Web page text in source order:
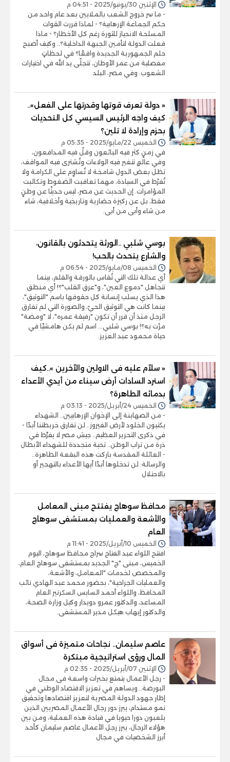
الإثنين 30/يونيو/2025 - 04:51 م
- ما سر خروج الشعب بالملايين بعد عام واحد من
حكم الجماعة الإرهابية؟ - لماذا قررت القوات
المسلحة الانحياز للثورة رغم كل الأخطار؟ - ماذا
فعلت الدولة لتأمين الجبهة الداخلية؟.. وكيف أصبح
حلم الجمهورية الجديدة واقعًا؟ في لحظاتٍ
مفصلية من عمر الأوطان، تتجلّى يد الله في اختيارات
الشعوب. وفي مصر، البلد
« دولة تعرف قوتها وقدرتها على الفعل»..
كيف واجه الرئيس السيسي كل التحديات
بحزم وإرادة لا تلين؟
الخميس 22/مايو/2025 - 05:35 م
في زمنٍ كثر فيه البائعون وقلّ فيه المدافعون،
وفي عالمٍ تتغير فيه الولاءات وتُشترى فيه المواقف،
تظل بعض الدول شامخة لا تُساوِم على الكرامة ولا
تُفرّط في السيادة، مهما تعاقبت الضغوط وتكالبت
المؤامرات. إن الحديث عن مصر، ليس حديثًا عن وطنٍ
فقط، بل عن ركيزة حضارية وتاريخية وأخلاقية، شاء
من شاء وأبى من أبى.
بوسي شلبي ..الورثة يتحدثون بالقانون،
والشارع يتحدث بالحب!
الخميس 08/مايو/2025 - 06:54 م
أي عدالة تلك التي تُقاس بالورقة والقلم، بينما
تتجاهل "دموع العين"، و"عرق القلب"؟! أي منطق
هذا الذي يسلب إنسانة كل حقوقها باسم "التوثيق"،
بينما كانت هي التوثيق الحيّ، والصورة التي لم تفارق
الرجل منذ أن قرر أن تكون "رفيقة عمره"، لا "ومضة"
مرّت به؟! بوسي شلبي... اسم لم يكن هامشيًا في
حياة محمود عبد العزيز.
« سلآم عليه فى الاولين والآخرين »..كيف
استرد السادات أرض سيناء من أيدي الأعداء
بدمائه الطاهرة؟
الخميس 24/أبريل/2025 - 03:13 م
- من الصهاينة إلى الإخوان الإرهابيين.. الشهداء
يكتبون الخلود لأرض الفيروز.. لن تفارق خريطتنا أبدًا -
في ذكرى التحرير العظيم.. جيش مصر لا يفرِّط في
ذرة من تراب الوطن.. تحية متجددة للشهداء الأبطال
- العائلة المقدسة باركت هذه البقعة الطاهرة..
والرسالة: لن تدخلوها أبدًا أيها الأعداء بالتهجير أو
بالاحتلال
محافظ سوهاج يفتتح مبنى المعامل
والأشعة والعمليات بمستشفى سوهاج
العام
الخميس 10/أبريل/2025 - 11:41 م
افتتح اللواء عبد الفتاح سراج محافظ سوهاج، اليوم
الخميس، مبنى "ج" الجديد بمستشفى سوهاج العام،
والمخصص لخدمات "المعامل، والأشعة،
والعمليات الجراحية"، بحضور محمد عبد الهادي نائب
المحافظ، واللواء أحمد السايس السكرتير العام
المساعد، والدكتور عمرو دويدار وكيل وزارة الصحة،
والدكتور إيهاب هيكل مدير المستشفى.
عاصم سليمان.. نجاحات متميزة فى أسواق
المال ورؤى استراتيجية مبتكرة
الإثنين 07/أبريل/2025 - 02:35 م
- رجل الأعمال يتمتع بخبرات واسعة فى مجال
البورصة.. ويساهم في تعزيز الاقتصاد الوطني في
إطار جهود الدولة المصرية لتعزيز اقتصادها وتحقيق
نمو مستدام، يبرز دور رجال الأعمال المصريين الذين
يلعبون دورا حيويا في قيادة هذه العملية، ومن بين
هؤلاء الرجال، يبرز رجل الأعمال عاصم سليمان كأحد
أبرز الشخصيات في مجال